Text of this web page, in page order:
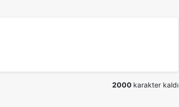
2000 karakter kaldı